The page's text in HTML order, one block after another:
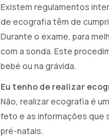
Existem regulamentos
de ecografia têm de
Durante o exame, para
com a sonda. Este
bebé ou na grávida.
Eu tenho de realizar
Não, realizar ecografia é
feto e as informações que
pré-natais.